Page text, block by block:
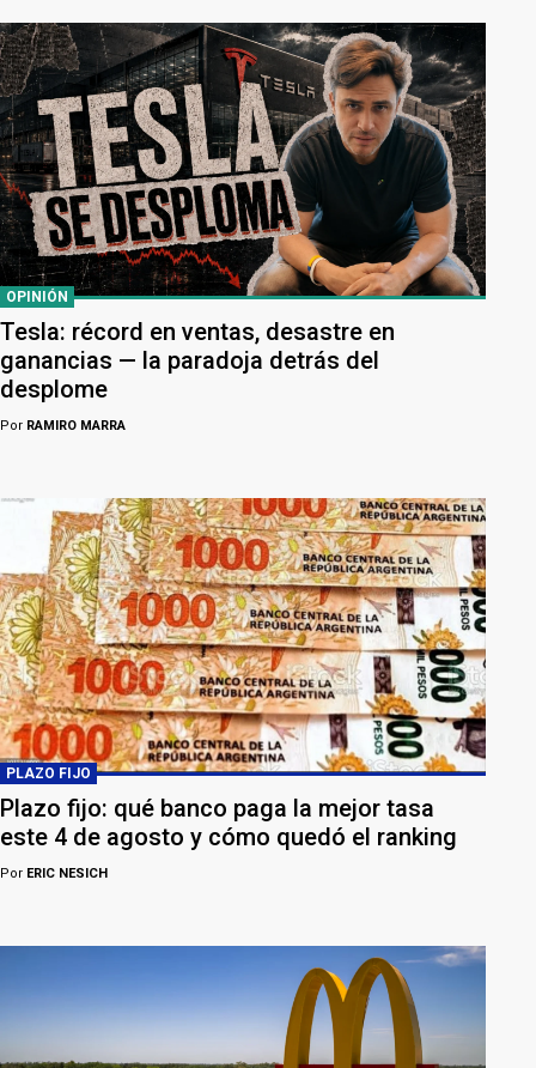
OPINIÓN
Tesla: récord en ventas, desastre en
ganancias — la paradoja detrás del
desplome
Por RAMIRO MARRA
PLAZO FIJO
Plazo fijo: qué banco paga la mejor tasa
este 4 de agosto y cómo quedó el ranking
Por ERIC NESICH